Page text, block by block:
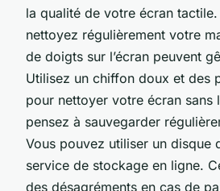
la qualité de votre écran
nettoyez régulièrement votre
de doigts sur l’écran peuvent
Utilisez un chiffon doux et des
pour nettoyer votre écran sans
pensez à sauvegarder
Vous pouvez utiliser un disque
service de stockage en ligne.
des désagréments en cas de